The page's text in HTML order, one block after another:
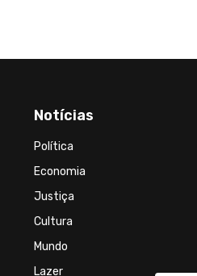
Notícias
Política
Economia
Justiça
Cultura
Mundo
Lazer